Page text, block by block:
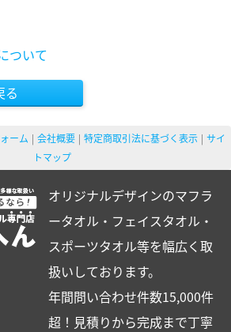
ついて
る
ーム 会社概要 特定商取引法に基づく表示
サイ
トマップ
オリジナルデザインのマフラ
ータオル・フェイスタオル・
スポーツタオル等を幅広く取
扱いしております。
年間問い合わせ件数15,000件
超！見積りから完成まで丁寧